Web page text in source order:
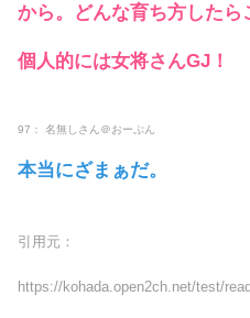
から。どんな育ち方したら
個人的には女将さんGJ！
97： 名無しさん＠おーぷん
本当にざまぁだ。
引用元：
https://kohada.open2ch.net/test/